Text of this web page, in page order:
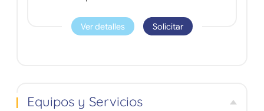
Ver detalles Solicitar
Equipos y Servicios